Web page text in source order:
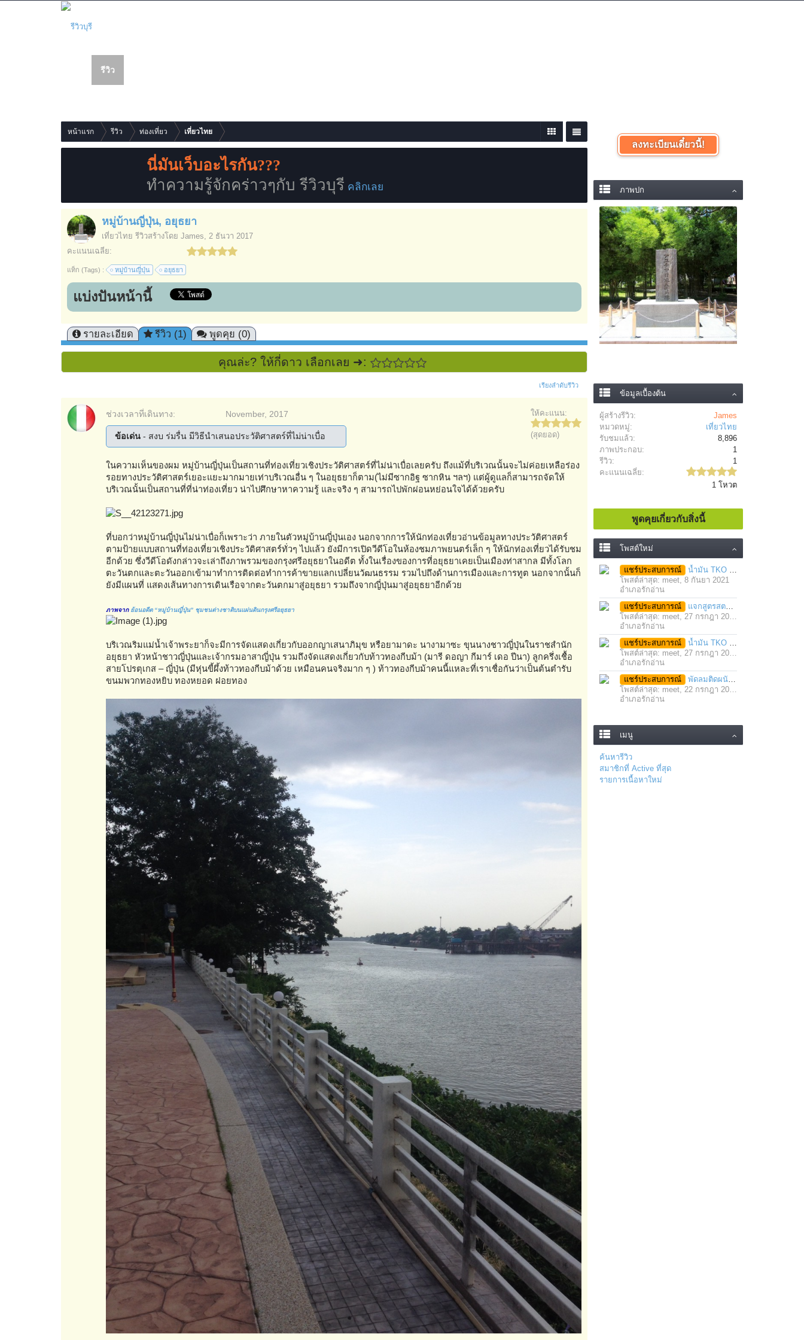
หน้าแรก รีวิว ท่องเที่ยว เที่ยวไทย
นี่มันเว็บอะไรกัน???
ทำความรู้จักคร่าวๆกับ รีวิวบุรี คลิกเลย
หมู่บ้านญี่ปุ่น, อยุธยา
เที่ยวไทย รีวิวสร้างโดย James, 2 ธันวา 2017
คะแนนเฉลี่ย:
แท็ก (Tags) : หมู่บ้านญี่ปุ่น อยุธยา
แบ่งปันหน้านี้
รายละเอียด รีวิว (1) พูดคุย (0)
คุณล่ะ? ให้กี่ดาว เลือกเลย ➜:
เรียงลำดับรีวิว
ให้คะแนน:
(สุดยอด)
ช่วงเวลาที่เดินทาง: November, 2017
ข้อเด่น - สงบ ร่มรื่น มีวิธีนำเสนอประวัติศาสตร์ที่ไม่น่าเบื่อ
ในความเห็นของผม หมู่บ้านญี่ปุ่นเป็นสถานที่ท่องเที่ยวเชิงประวัติศาสตร์ที่ไม่น่าเบื่อเลยครับ ถึงแม้ที่บริเวณนั้นจะไม่ค่อยเหลือร่อง
รอยทางประวัติศาสตร์เยอะแยะมากมายเท่าบริเวณอื่น ๆ ในอยุธยาก็ตาม(ไม่มีซากอิฐ ซากหิน ฯลฯ) แต่ผู้ดูแลก็สามารถจัดให้
บริเวณนั้นเป็นสถานที่ที่น่าท่องเที่ยว น่าไปศึกษาหาความรู้ และจริง ๆ สามารถไปพักผ่อนหย่อนใจได้ด้วยครับ
ที่บอกว่าหมู่บ้านญี่ปุ่นไม่น่าเบื่อก็เพราะว่า ภายในตัวหมู่บ้านญี่ปุ่นเอง นอกจากการให้นักท่องเที่ยวอ่านข้อมูลทางประวัติศาสตร์
ตามป้ายแบบสถานที่ท่องเที่ยวเชิงประวัติศาสตร์ทั่วๆ ไปแล้ว ยังมีการเปิดวีดีโอในห้องชมภาพยนตร์เล็ก ๆ ให้นักท่องเที่ยวได้รับชม
อีกด้วย ซึ่งวีดีโอดังกล่าวจะเล่าถึงภาพรวมของกรุงศรีอยุธยาในอดีต ทั้งในเรื่องของการที่อยุธยาเคยเป็นเมืองท่าสากล มีทั้งโลก
ตะวันตกและตะวันออกเข้ามาทำการติดต่อทำการค้าขายแลกเปลี่ยนวัฒนธรรม รวมไปถึงด้านการเมืองและการทูต นอกจากนั้นก็
ยังมีแผนที่ แสดงเส้นทางการเดินเรือจากตะวันตกมาสู่อยุธยา รวมถึงจากญี่ปุ่นมาสู่อยุธยาอีกด้วย
ภาพจาก ย้อนอดีต “หมู่บ้านญี่ปุ่น” ชุมชนต่างชาติบนแผ่นดินกรุงศรีอยุธยา
บริเวณริมแม่น้ำเจ้าพระยาก็จะมีการจัดแสดงเกี่ยวกับออกญาเสนาภิมุข หรือยามาดะ นางามาซะ ขุนนางชาวญี่ปุ่นในราชสำนัก
อยุธยา หัวหน้าชาวญี่ปุ่นและเจ้ากรมอาสาญี่ปุ่น รวมถึงจัดแสดงเกี่ยวกับท้าวทองกีบม้า (มารี ดอญา กีมาร์ เดอ ปีนา) ลูกครึ่งเชื้อ
สายโปรตุเกส – ญี่ปุ่น (มีหุ่นขี้ผึ้งท้าวทองกีบม้าด้วย เหมือนคนจริงมาก ๆ ) ท้าวทองกีบม้าคนนี้แหละที่เราเชื่อกันว่าเป็นต้นตำรับ
ขนมพวกทองหยิบ ทองหยอด ฝอยทอง
ลงทะเบียนเดี๋ยวนี้!
ภาพปก
ข้อมูลเบื้องต้น
ผู้สร้างรีวิว:
James
หมวดหมู่:
เที่ยวไทย
รับชมแล้ว:
8,896
ภาพประกอบ:
1
รีวิว:
1
คะแนนเฉลี่ย:
1 โหวต
พูดคุยเกี่ยวกับสิ่งนี้
โพสต์ใหม่
แชร์ประสบการณ์
น้ำมัน TKO นวดคลายเส้นคลายกล้ามเนื้อ จากภาวะตึงหรือเคล็ด บาดเจ็บ ได้อย่างฉับพลัน
โพสต์ล่าสุด: meet, 8 กันยา 2021
อำเภอรักอ่าน
แชร์ประสบการณ์
แจกสูตรสตรอว์เบอร์รี่โยเกิร์ตสมูทตี้ ทำง่าย อร่อย แค่มีเครื่องปั่นน้ำผลไม้
โพสต์ล่าสุด: meet, 27 กรกฎา 2021
อำเภอรักอ่าน
แชร์ประสบการณ์
น้ำมัน TKO คลายเส้น คลายกล้ามเนื้อ บรรเทาอาการบาดเจ็บโดยฉับพลัน
โพสต์ล่าสุด: meet, 27 กรกฎา 2021
อำเภอรักอ่าน
แชร์ประสบการณ์
พัดลมติดผนัง มอเตอร์ประสิทธิภาพสูง ติดตั้งง่าย ประหยัดพื้นที่
โพสต์ล่าสุด: meet, 22 กรกฎา 2021
อำเภอรักอ่าน
เมนู
ค้นหารีวิว
สมาชิกที่ Active ที่สุด
รายการเนื้อหาใหม่
รีวิว